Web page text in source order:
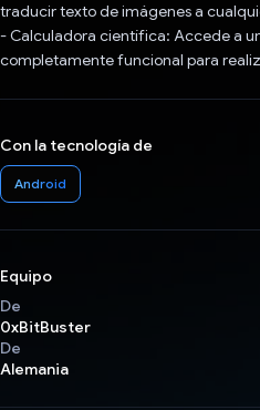
traducir texto de imágenes a
- Calculadora científica: Accede a
completamente funcional para
Con la tecnología de
Android
Equipo
De
0xBitBuster
De
Alemania